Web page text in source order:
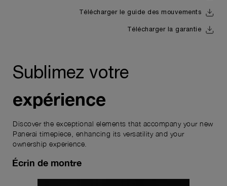
Télécharger le guide des mouvements
Télécharger la garantie
Sublimez votre
expérience
Discover the exceptional elements that accompany your new
Panerai timepiece, enhancing its versatility and your
ownership experience.
Écrin de montre